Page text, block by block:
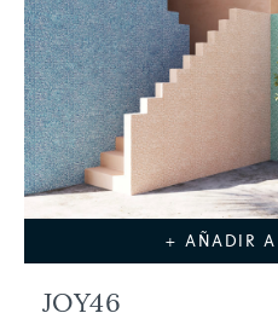
+ AÑADIR
JOY46